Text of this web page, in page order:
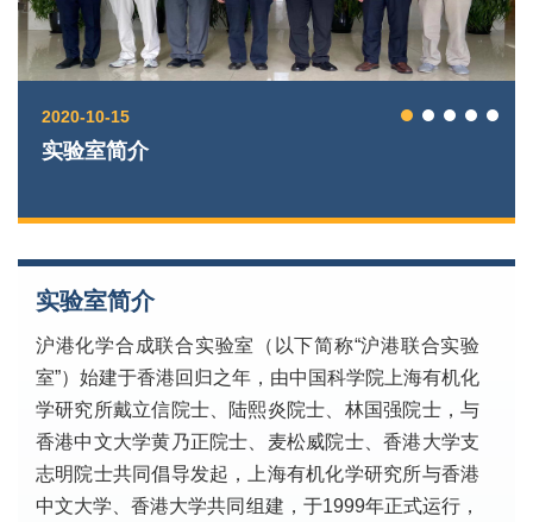
2020-10-15
实验室简介
实验室简介
沪港化学合成联合实验室（以下简称“沪港联合实验
室”）始建于香港回归之年，由中国科学院上海有机化
学研究所戴立信院士、陆熙炎院士、林国强院士，与
香港中文大学黄乃正院士、麦松威院士、香港大学支
志明院士共同倡导发起，上海有机化学研究所与香港
中文大学、香港大学共同组建，于1999年正式运行，